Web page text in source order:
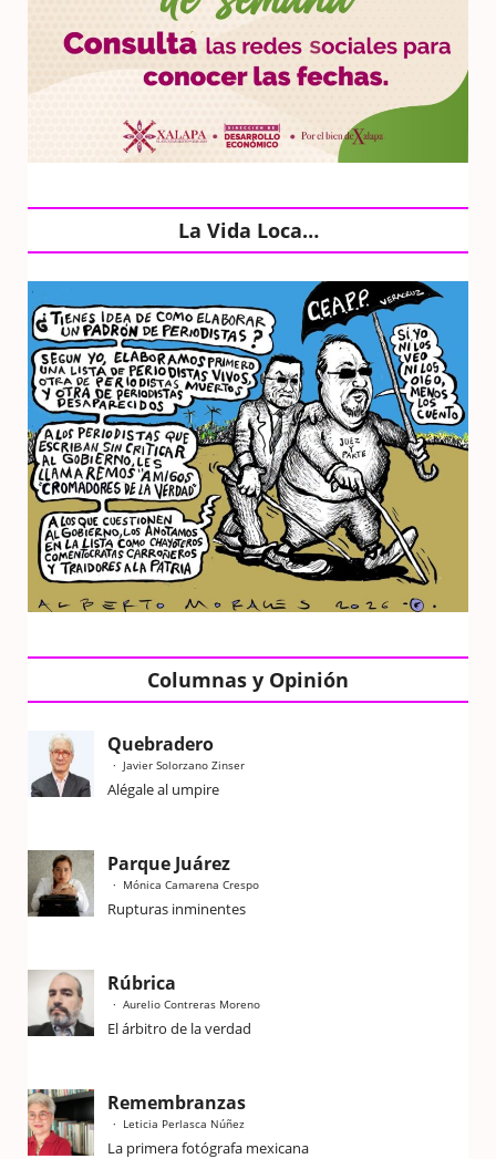
La Vida Loca…
Columnas y Opinión
Quebradero
Javier Solorzano Zinser
Alégale al umpire
Parque Juárez
Mónica Camarena Crespo
Rupturas inminentes
Rúbrica
Aurelio Contreras Moreno
El árbitro de la verdad
Remembranzas
Leticia Perlasca Núñez
La primera fotógrafa mexicana